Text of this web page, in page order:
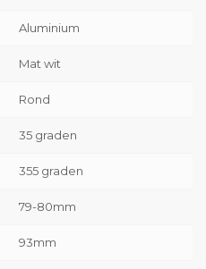
Aluminium
Mat wit
Rond
35 graden
355 graden
79-80mm
93mm